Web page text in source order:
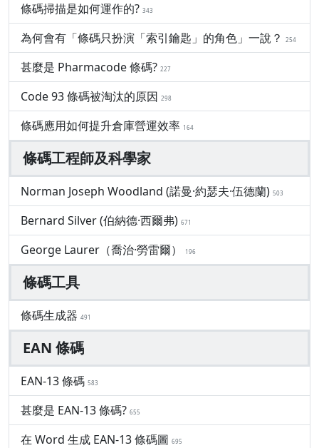
條碼掃描是如何運作的? 343
為何會有「條碼只扮演「索引鑰匙」的角色」一說？ 254
甚麼是 Pharmacode 條碼? 227
Code 93 條碼被淘汰的原因 298
條碼應用如何提升倉庫營運效率 164
條碼工程師及科學家
Norman Joseph Woodland (諾曼·約瑟夫·伍德蘭) 503
Bernard Silver (伯納德·西爾弗) 671
George Laurer（喬治·勞雷爾） 196
條碼工具
條碼生成器 491
EAN 條碼
EAN-13 條碼 583
甚麼是 EAN-13 條碼? 655
在 Word 生成 EAN-13 條碼圖 695